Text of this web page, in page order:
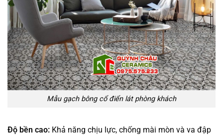
Mẫu gạch bông cổ điển lát phòng khách
Độ bền cao: Khả năng chịu lực, chống mài mòn và va đập